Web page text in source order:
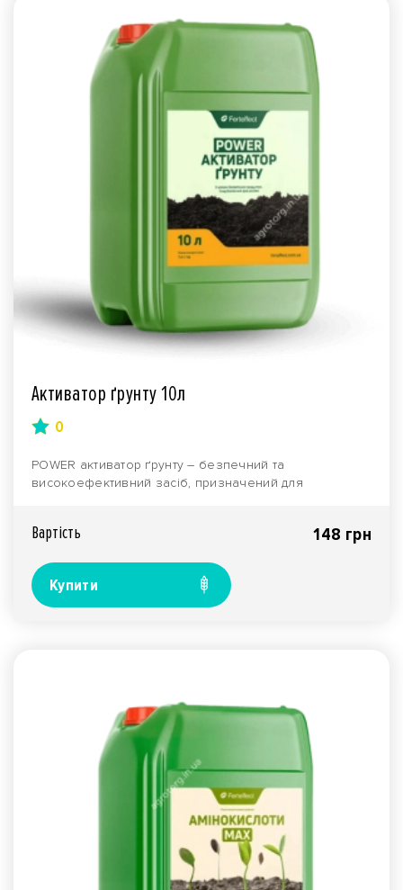
Активатор ґрунту 10л
0
POWER активатор ґрунту – безпечний та
високоефективний засіб, призначений для
Вартiсть 148 грн
Купити